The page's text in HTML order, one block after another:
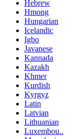
Hebrew
Hmong
Hungarian
Icelandic
Igbo
Javanese
Kannada
Kazakh
Khmer
Kurdish
Kyrgyz
Latin
Latvian
Lithuanian
Luxembou..